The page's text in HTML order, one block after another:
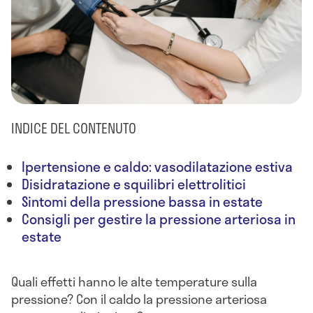
INDICE DEL CONTENUTO
Ipertensione e caldo: vasodilatazione estiva
Disidratazione e squilibri elettrolitici
Sintomi della pressione bassa in estate
Consigli per gestire la pressione arteriosa in
estate
Quali effetti hanno le alte temperature sulla
pressione? Con il caldo la pressione arteriosa